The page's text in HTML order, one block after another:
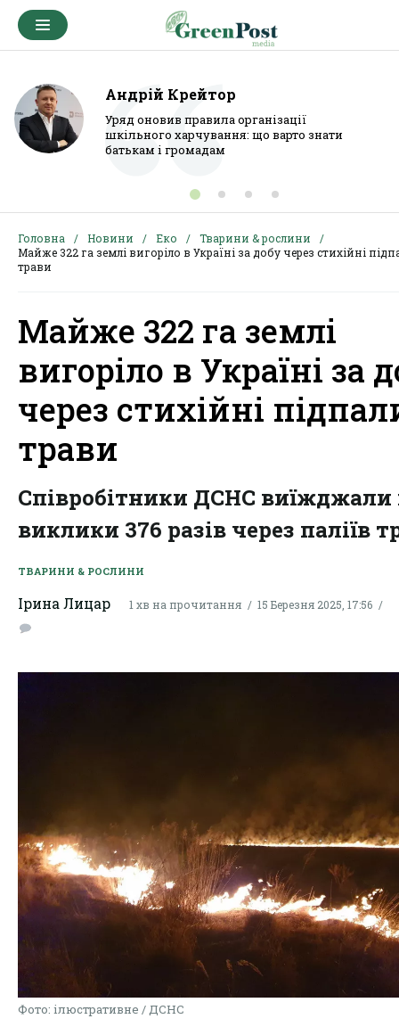
Андрій Крейтор
Уряд оновив правила організації
шкільного харчування: що варто знати
батькам і громадам
Головна Новини Еко
Тварини & рослини
Майже 322 га землі вигоріло в Україні за добу через стихійні
трави
Майже 322 га землі
вигоріло в Україні за
через стихійні
трави
Співробітники ДСНС виїжджали
виклики 376 разів через паліїв
ТВАРИНИ & РОСЛИНИ
Ірина Лицар 1 хв на прочитання 15 Березня 2025, 17:56
Фото: ілюстративне / ДСНС